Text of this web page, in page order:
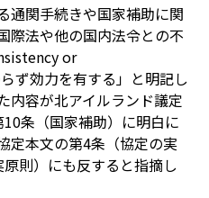
通関手続きや国家補助に関
際法や他の国内法令との不
or
効力を有する」と明記し
内容が北アイルランド議定
条（国家補助）に明白に
定本文の第4条（協定の実
則）にも反すると指摘し